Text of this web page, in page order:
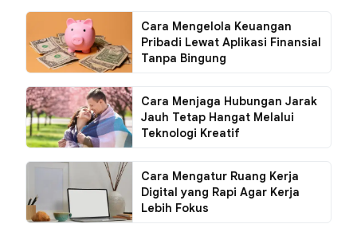
Cara Mengelola Keuangan
Pribadi Lewat Aplikasi Finansial
Tanpa Bingung
Cara Menjaga Hubungan Jarak
Jauh Tetap Hangat Melalui
Teknologi Kreatif
Cara Mengatur Ruang Kerja
Digital yang Rapi Agar Kerja
Lebih Fokus